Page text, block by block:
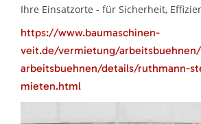
Ihre Einsatzorte - für Sicherheit,
https://www.baumaschinen-
veit.de/vermietung/
arbeitsbuehnen/details/ruthmann-
mieten.html